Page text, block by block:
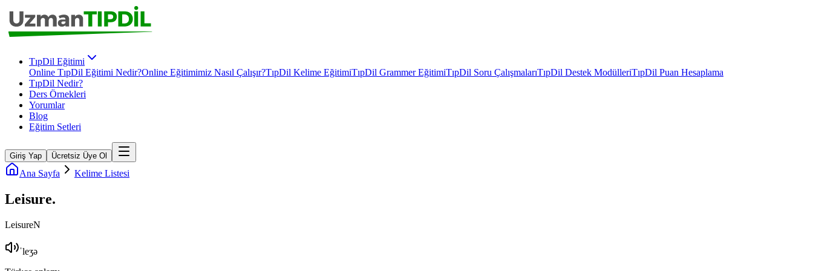
TıpDil Eğitimi
Online TıpDil Eğitimi Nedir?Online Eğitimimiz Nasıl Çalışır?TıpDil Kelime EğitimiTıpDil Grammer EğitimiTıpDil Soru ÇalışmalarıTıpDil Destek ModülleriTıpDil Puan Hesaplama
TıpDil Nedir?
Ders Örnekleri
Yorumlar
Blog
Eğitim Setleri
Giriş Yap Ücretsiz Üye Ol
Ana Sayfa Kelime Listesi
Leisure.
LeisureN
ˈleʒə